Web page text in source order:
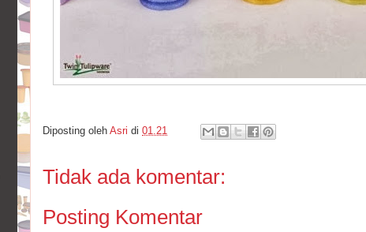
Diposting oleh Asri di 01.21
Tidak ada komentar:
Posting Komentar